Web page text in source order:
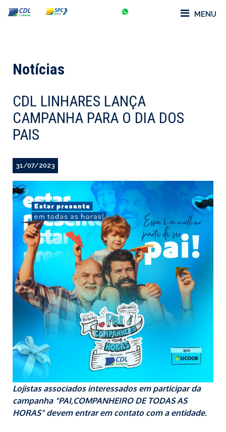
MENU
Notícias
CDL LINHARES LANÇA
CAMPANHA PARA O DIA DOS
PAIS
31/07/2023
Lojistas associados interessados em participar da
campanha “PAI,COMPANHEIRO DE TODAS AS
HORAS” devem entrar em contato com a entidade.